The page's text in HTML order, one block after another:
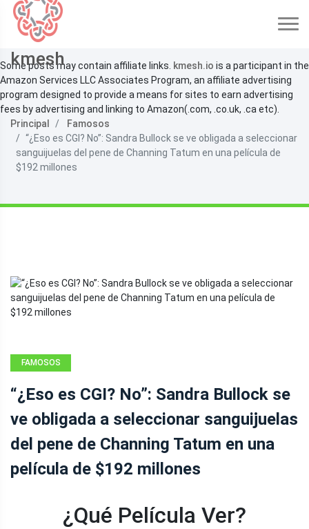
kmesh
Some posts may contain affiliate links. kmesh.io is a participant in the
Amazon Services LLC Associates Program, an affiliate advertising
program designed to provide a means for sites to earn advertising
fees by advertising and linking to Amazon(.com, .co.uk, .ca etc).
Principal
Famosos
“¿Eso es CGI? No”: Sandra Bullock se ve obligada a seleccionar
sanguijuelas del pene de Channing Tatum en una película de
$192 millones
FAMOSOS
“¿Eso es CGI? No”: Sandra Bullock se
ve obligada a seleccionar sanguijuelas
del pene de Channing Tatum en una
película de $192 millones
¿Qué Película Ver?